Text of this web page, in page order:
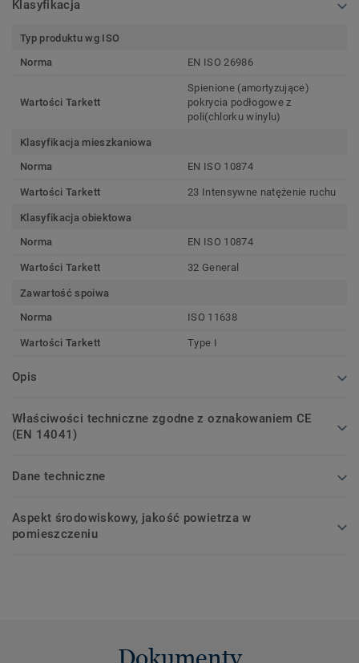
Klasyfikacja
Typ produktu wg ISO
Norma
EN ISO 26986
Wartości Tarkett
Spienione (amortyzujące)
pokrycia podłogowe z
poli(chlorku winylu)
Klasyfikacja mieszkaniowa
Norma
EN ISO 10874
Wartości Tarkett 23 Intensywne natężenie ruchu
Klasyfikacja obiektowa
Norma
EN ISO 10874
Wartości Tarkett 32 General
Zawartość spoiwa
Norma
ISO 11638
Wartości Tarkett Type I
Opis
Właściwości techniczne zgodne z oznakowaniem CE
(EN 14041)
Dane techniczne
Aspekt środowiskowy, jakość powietrza w
pomieszczeniu
Dokumenty